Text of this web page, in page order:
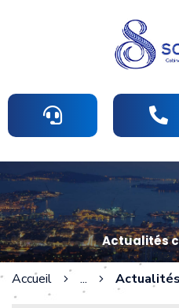
Actualités
Accueil ...